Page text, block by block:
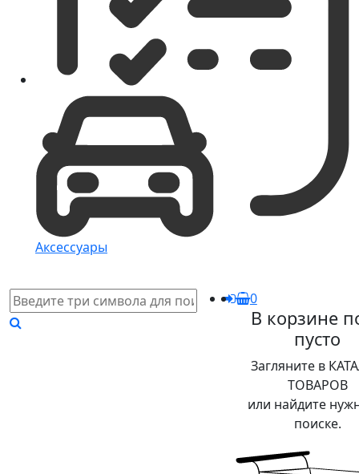
Аксессуары
0
В корзине
пусто
Загляните в
ТОВАРОВ
или найдите
поиске.